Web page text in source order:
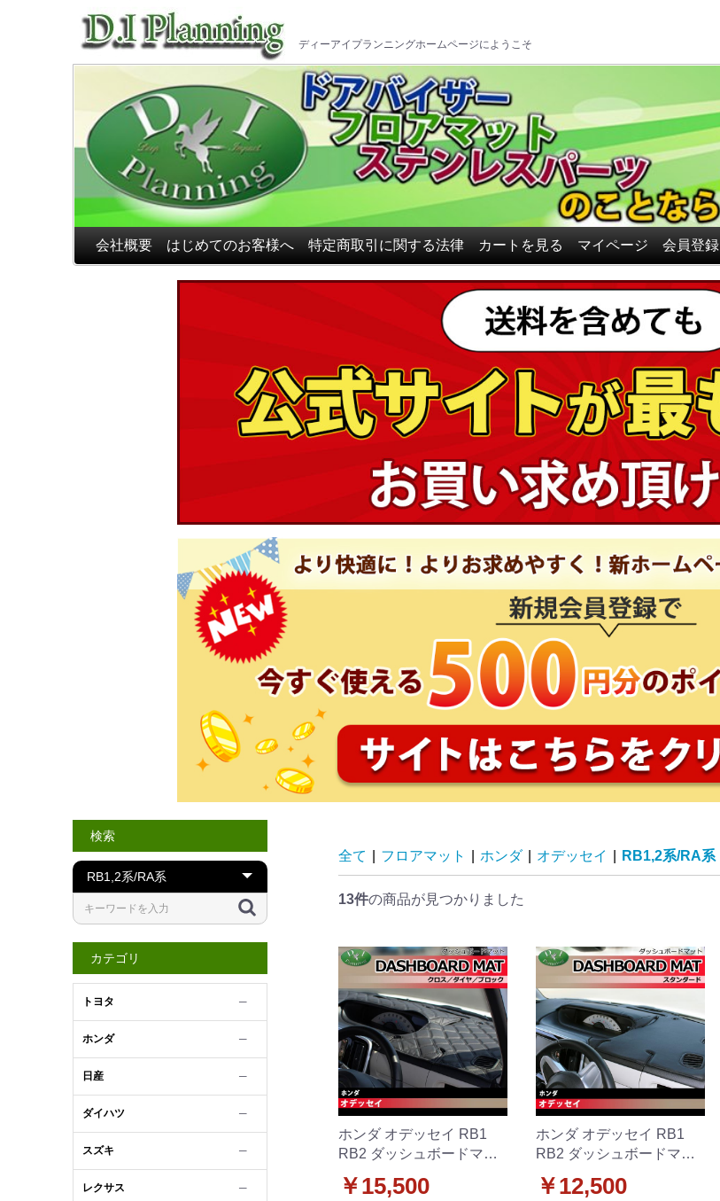
ディーアイプランニングホームページにようこそ
会社概要 はじめてのお客様へ 特定商取引に関する法律 カートを見る マイページ 会員登録
検索
カテゴリ
トヨタ ─
ホンダ ─
日産 ─
ダイハツ ─
スズキ ─
レクサス ─
全て フロアマット ホンダ オデッセイ RB1,2系/RA系
13件の商品が見つかりました
ホンダ オデッセイ RB1
RB2 ダッシュボードマッ
受注生産
￥15,500
ホンダ オデッセイ RB1
RB2 ダッシュボードマッ
￥12,500